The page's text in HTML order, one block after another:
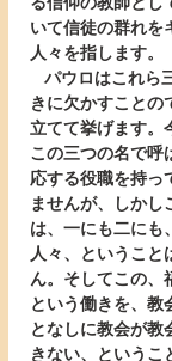
いて信徒の群れを
人々を指します。
きに欠かすことの
立てて挙げます。
この三つの名で呼
応する役職を持っ
ませんが、しかし
は、一にも二にも
人々、ということ
ん。そしてこの、
という働きを、教
となしに教会が教
きない、というこ